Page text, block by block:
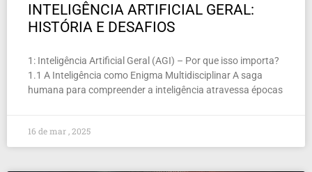
INTELIGÊNCIA ARTIFICIAL GERAL:
HISTÓRIA E DESAFIOS
1: Inteligência Artificial Geral (AGI) – Por que isso importa?
1.1 A Inteligência como Enigma Multidisciplinar A saga
humana para compreender a inteligência atravessa épocas
16 de mar , 2025